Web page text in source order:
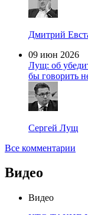
Дмитрий
09 июн 2026
Лущ: об
бы говорить
Сергей Лущ
Все комментарии
Видео
Видео